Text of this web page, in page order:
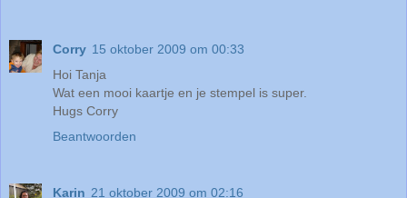
Corry 15 oktober 2009 om 00:33
Hoi Tanja
Wat een mooi kaartje en je stempel is super.
Hugs Corry
Beantwoorden
Karin 21 oktober 2009 om 02:16